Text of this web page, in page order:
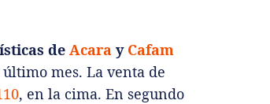
de Acara y Cafam
mes. La venta de
, en la cima. En segundo